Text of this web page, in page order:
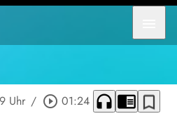
Uhr / play_circle_outline 01:24 headphones chrome_reader_mode bookmark_border